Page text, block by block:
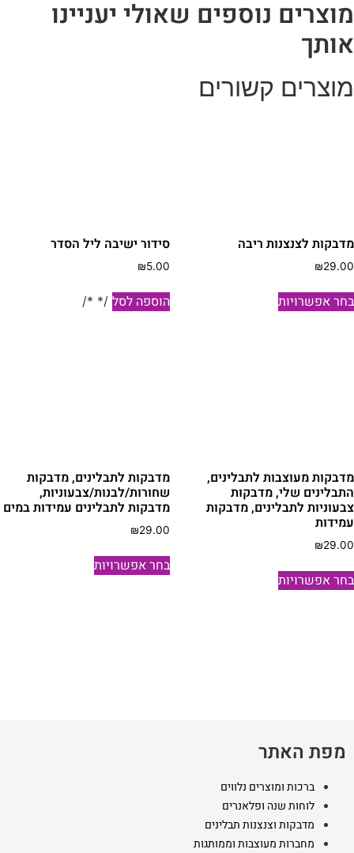
נוספים שאולי יעניינו
קשורים
לצנצנות ריבה
₪
אפשרויות
למוצר
זה
המוצר
סידור ישיבה ליל הסדר
₪5.00
הוספה לסל /* */
מעוצבות לתבלינים,
שלי, מדבקות
לתבלינים, מדבקות
₪
אפשרויותזה
המוצר
מדבקות לתבלינים, מדבקות
שחורות/לבנות/צבעוניות,
מדבקות לתבלינים עמידות במים
₪29.00
בחר אפשרויותזה
מפת האתר
ברכות ומוצרים נלווים
לוחות שנה ופלאנרים
מדבקות וצנצנות תבלינים
מחברות מעוצבות וממותגות